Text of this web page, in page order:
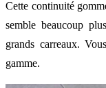
Cette continuité
semble beaucoup
grands carreaux.
gamme.